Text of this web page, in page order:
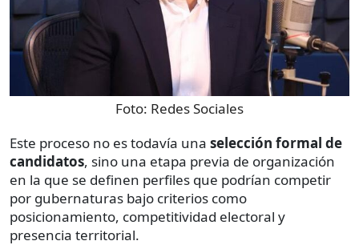
Foto: Redes Sociales
Este proceso no es todavía una selección formal de
candidatos, sino una etapa previa de organización
en la que se definen perfiles que podrían competir
por gubernaturas bajo criterios como
posicionamiento, competitividad electoral y
presencia territorial.